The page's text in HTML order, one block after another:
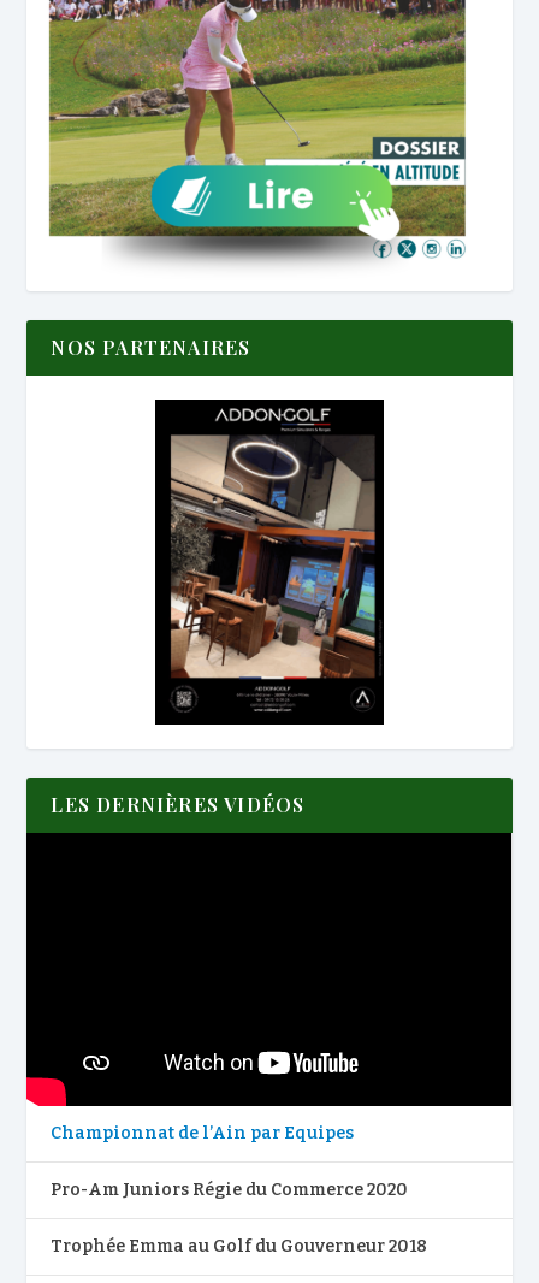
NOS PARTENAIRES
LES DERNIÈRES VIDÉOS
Championnat de l’Ain par Equipes
Pro-Am Juniors Régie du Commerce 2020
Trophée Emma au Golf du Gouverneur 2018